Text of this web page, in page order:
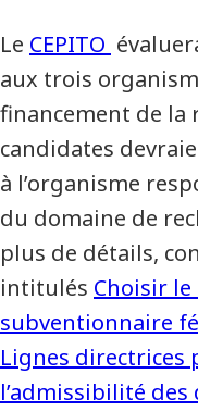
Le CEPITO
aux trois
financement de la
candidates
à l’organisme
du domaine de
plus de détails,
intitulés Choisir
subventionnaire
Lignes
l’admissibilité des